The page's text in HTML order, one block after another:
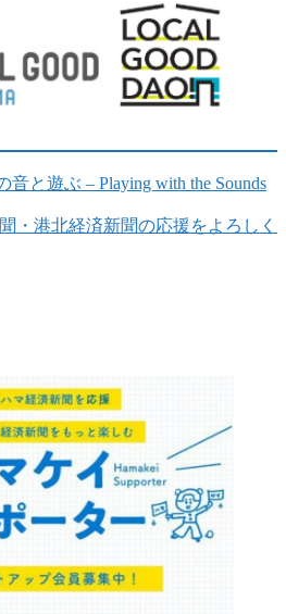
音と遊ぶ – Playing with the Sounds
・港北経済新聞の応援をよろしく